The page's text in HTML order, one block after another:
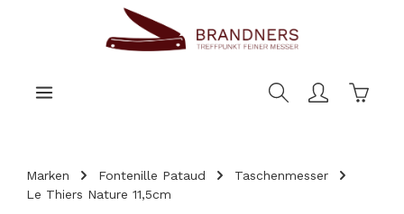
Marken Fontenille Pataud
Taschenmesser
Le Thiers Nature 11,5cm